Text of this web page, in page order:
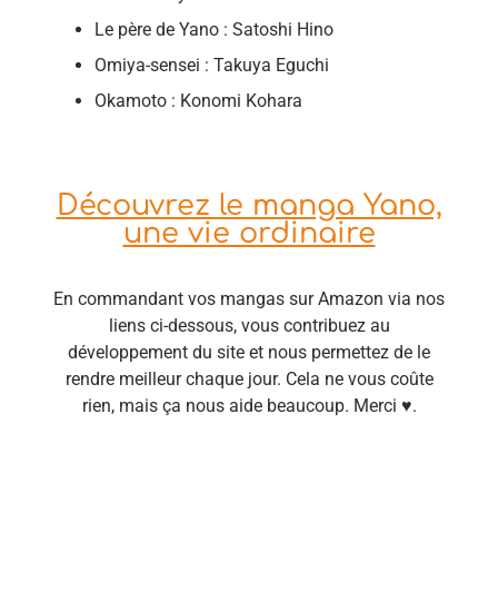
Le père de Yano : Satoshi Hino
Omiya-sensei : Takuya Eguchi
Okamoto : Konomi Kohara
Découvrez le manga Yano,
une vie ordinaire
En commandant vos mangas sur Amazon via nos
liens ci-dessous, vous contribuez au
développement du site et nous permettez de le
rendre meilleur chaque jour. Cela ne vous coûte
rien, mais ça nous aide beaucoup. Merci ♥.